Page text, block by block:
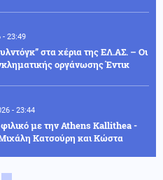
- 23:49
στα χέρια της ΕΛ.ΑΣ. – Οι
οργάνωσης Έντικ
- 23:44
με την Athens Kallithea -
Κατσούρη και Κώστα